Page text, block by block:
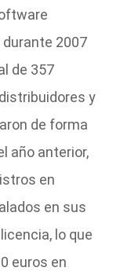
durante 2007
de 357
y
de forma
año anterior,
en
en sus
lo que
euros en